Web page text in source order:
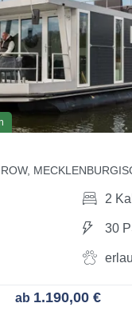
2
30
ab 1.190,00 €